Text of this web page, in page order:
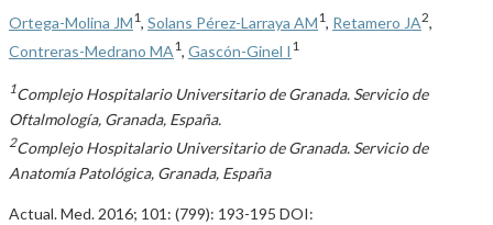
Ortega-Molina JM1, Solans Pérez-Larraya AM1, Retamero JA2,
Contreras-Medrano MA1 Gascón-Ginel I 1
1Complejo Hospitalario Universitario de Granada. Servicio de
Oftalmología, Granada, España.
2Complejo Hospitalario Universitario de Granada. Servicio de
Anatomía Patológica, Granada, España
Actual. Med. 2016; 101: (799): 193-195 DOI: